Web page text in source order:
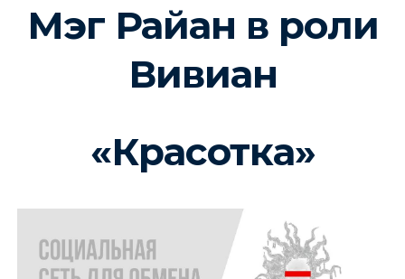
Мэг Райан в роли
Вивиан
«Красотка»